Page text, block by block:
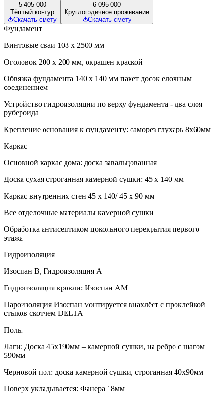
5 405 000
Тёплый контур
Скачать смету
6 095 000
Круглогодичное проживание
Скачать смету
Фундамент
Винтовые сваи 108 х 2500 мм
Оголовок 200 х 200 мм, окрашен краской
Обвязка фундамента 140 х 140 мм пакет досок елочным
соединением
Устройство гидроизоляции по верху фундамента - два слоя
рубероида
Крепление основания к фундаменту: саморез глухарь 8х60мм
Каркас
Основной каркас дома: доска завальцованная
Доска сухая строганная камерной сушки: 45 х 140 мм
Каркас внутренних стен 45 х 140/ 45 х 90 мм
Все отделочные материалы камерной сушки
Обработка антисептиком цокольного перекрытия первого
этажа
Гидроизоляция
Изоспан В, Гидроизоляция А
Гидроизоляция кровли: Изоспан АМ
Пароизоляция Изоспан монтируется внахлёст с проклейкой
стыков скотчем DELTA
Полы
Лаги: Доска 45х190мм – камерной сушки, на ребро с шагом
590мм
Черновой пол: доска камерной сушки, строганная 40х90мм
Поверх укладывается: Фанера 18мм